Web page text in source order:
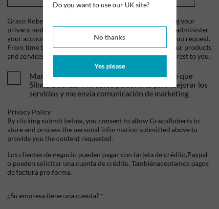
Do you want to use our UK site?
No thanks
Yes please
Graco Roberts is committed to protecting and respecting your
privacy, and we'll only use your personal information to administer
your account and to provide the products and services you request.
From time to time, we would like to contact you about our products
and services, as well as other content that may be of interest to you.
Mandame tus ofertas y novedades. Entiendo que
Silmid a utilizar mis datos personales para mejorar los
servicios y me envía comunicación de marketing
Privacy Policy
By clicking submit below, you consent to allow GracoRoberts to
store and process the personal information submitted above to
provide you the content requested.
Los clientes de negocio pueden pagar con tarjeta de crédito,Paypal
o pueden solicitar una cuenta de crédito. Tambiénaceptamos pagos
de factura pro forma.
¿Su empresa tiene una cuenta? *